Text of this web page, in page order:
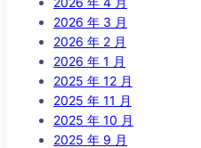
2026 年 3 月
2026 年 2 月
2026 年 1 月
2025 年 12 月
2025 年 11 月
2025 年 10 月
2025 年 9 月